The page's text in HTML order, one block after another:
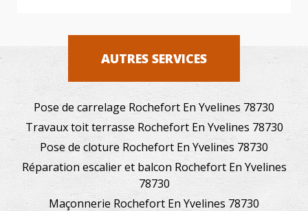
AUTRES SERVICES
Pose de carrelage Rochefort En Yvelines 78730
Travaux toit terrasse Rochefort En Yvelines 78730
Pose de cloture Rochefort En Yvelines 78730
Réparation escalier et balcon Rochefort En Yvelines
78730
Maçonnerie Rochefort En Yvelines 78730